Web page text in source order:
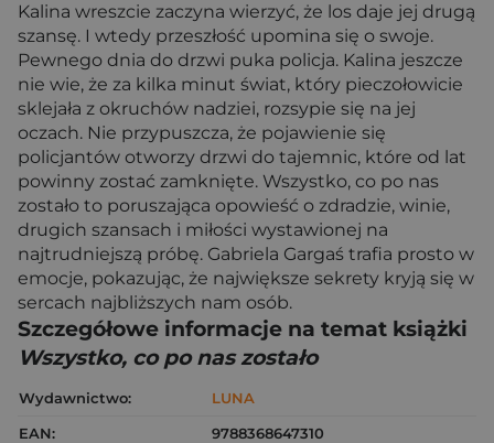
Kalina wreszcie zaczyna wierzyć, że los daje jej drugą
szansę. I wtedy przeszłość upomina się o swoje.
Pewnego dnia do drzwi puka policja. Kalina jeszcze
nie wie, że za kilka mi­nut świat, który pieczołowicie
sklejała z okruchów nadziei, rozsypie się na jej
oczach. Nie przypuszcza, że pojawienie się
policjantów otworzy drzwi do tajemnic, które od lat
powinny zostać zamknięte. Wszystko, co po nas
zostało to poruszająca opowieść o zdradzie, winie,
drugich szansach i miłości wystawionej na
najtrudniejszą próbę. Gabriela Gargaś trafia prosto w
emocje, pokazując, że największe sekrety kryją się w
sercach najbliższych nam osób.
Szczegółowe informacje na temat książki
Wszystko, co po nas zostało
Wydawnictwo:
LUNA
EAN:
9788368647310